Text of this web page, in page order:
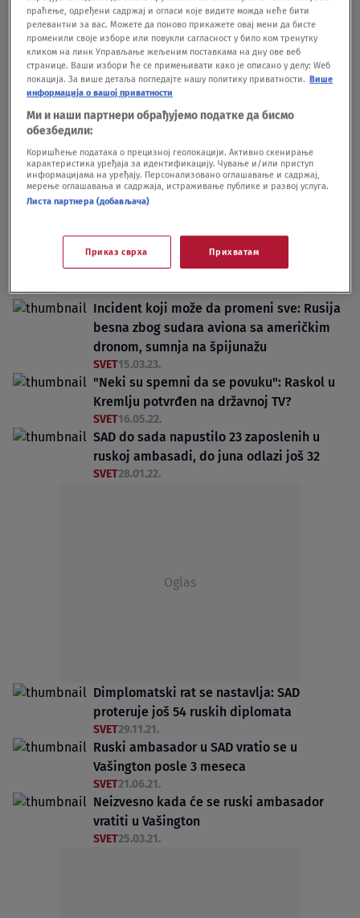
će biti oštro kažnjeni"
SVET23.08.24. 11
"Pravi cilj Amerike je da dobije pristup
ruskim bazama nuklearnog naoružanja"
SVET03.08.23.
Incident koji može da promeni sve: Rusija
besna zbog sudara aviona sa američkim
dronom, sumnja na špijunažu
SVET15.03.23.
"Neki su spemni da se povuku": Raskol u
Kremlju potvrđen na državnoj TV?
SVET16.05.22.
SAD do sada napustilo 23 zaposlenih u
ruskoj ambasadi, do juna odlazi još 32
SVET28.01.22.
Oglas
Dimplomatski rat se nastavlja: SAD
proteruje još 54 ruskih diplomata
SVET29.11.21.
Ruski ambasador u SAD vratio se u
Vašington posle 3 meseca
SVET21.06.21.
Neizvesno kada će se ruski ambasador
vratiti u Vašington
SVET25.03.21.
праћење, одређени садржај и огласи које видите можда неће бити
релевантни за вас. Можете да поново прикажете овај мени да бисте
променили своје изборе или повукли сагласност у било ком тренутку
кликом на линк Управљање жељеним поставкама на дну ове веб
странице. Ваши избори ће се примењивати како је описано у делу: Wеб
локација. За више детаља погледајте нашу политику приватности. Више
информација о вашој приватности
Ми и наши партнери обрађујемо податке да бисмо
обезбедили:
Коришћење података о прецизној геолокацији. Активно скенирање
карактеристика уређаја за идентификацију. Чување и/или приступ
информацијама на уређају. Персонализовано оглашавање и садржај,
мерење оглашавања и садржаја, истраживање публике и развој услуга.
Листа партнера (добављача)
Приказ сврха Прихватам